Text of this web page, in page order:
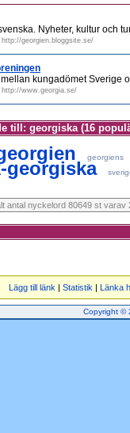
Nyheter, kultur och
http://georgien.bloggsite.se/
kungadömet Sverige
http://www.georgia.se/
till: georgiska (16
georgiens
georgiska
antal nyckelord 80649 st
Lägg till länk | Statistik | Länka
Copyright ©